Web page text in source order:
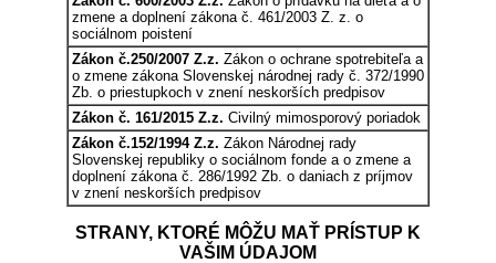
zmene a doplnení zákona č. 461/2003 Z. z. o
sociálnom poistení
Zákon č.250/2007 Z.z. Zákon o ochrane spotrebiteľa a
o zmene zákona Slovenskej národnej rady č. 372/1990
Zb. o priestupkoch v znení neskorších predpisov
Zákon č. 161/2015 Z.z. Civilný mimosporový poriadok
Zákon č.152/1994 Z.z. Zákon Národnej rady
Slovenskej republiky o sociálnom fonde a o zmene a
doplnení zákona č. 286/1992 Zb. o daniach z príjmov
v znení neskorších predpisov
STRANY, KTORÉ MÔŽU MAŤ PRÍSTUP K
VAŠIM ÚDAJOM